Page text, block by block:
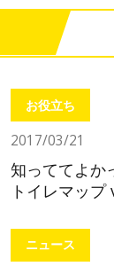
お役立ち
2017/03/21
知っててよか
トイレマップ
ニュース